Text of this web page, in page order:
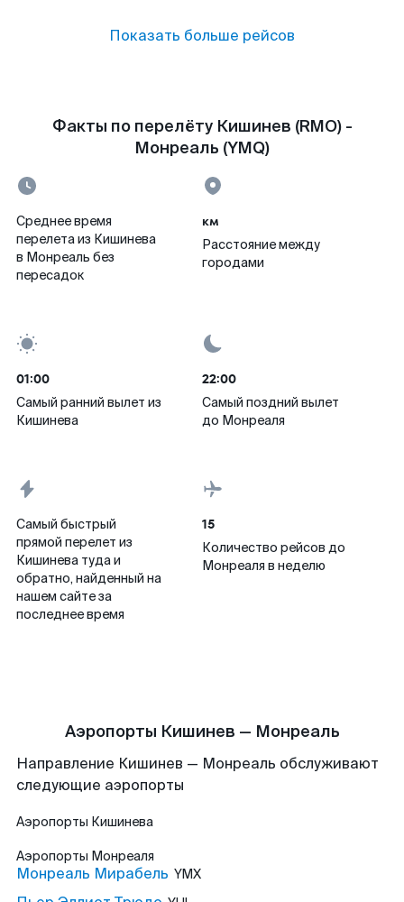
Показать больше рейсов
Факты по перелёту Кишинев (RMO) -
Монреаль (YMQ)
Среднее время
перелета из Кишинева
в Монреаль без
пересадок
км
Расстояние между
городами
01:00
Самый ранний вылет из
Кишинева
22:00
Самый поздний вылет
до Монреаля
Самый быстрый
прямой перелет из
Кишинева туда и
обратно, найденный на
нашем сайте за
последнее время
15
Количество рейсов до
Монреаля в неделю
Аэропорты Кишинев — Монреаль
Направление Кишинев — Монреаль обслуживают
следующие аэропорты
Аэропорты Кишинева
Аэропорты Монреаля
Монреаль Мирабель YMX